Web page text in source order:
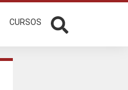
CURSOS